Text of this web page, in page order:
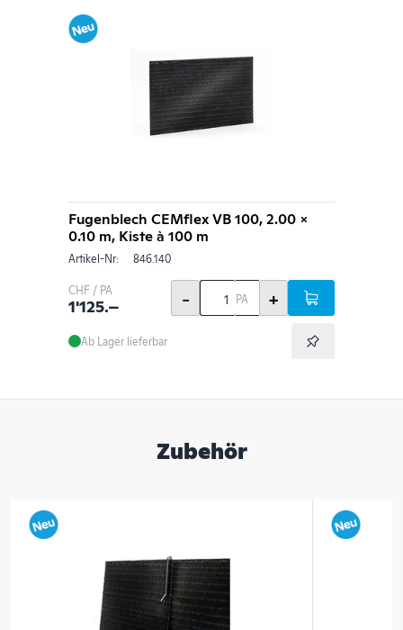
Fugenblech CEMflex VB 100, 2.00 x
0.10 m, Kiste à 100 m
Artikel-Nr: 846.140
CHF / PA
1'125.– - PA +
Ab Lager lieferbar
Zubehör